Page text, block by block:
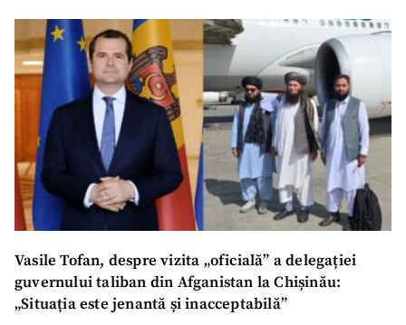
Vasile Tofan, despre vizita „oficială” a delegației
guvernului taliban din Afganistan la Chișinău:
„Situația este jenantă și inacceptabilă”